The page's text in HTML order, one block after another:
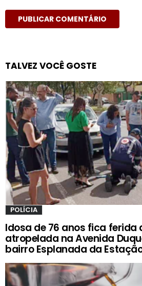
TALVEZ VOCÊ GOSTE
POLÍCIA
Idosa de 76 anos fica ferida
atropelada na Avenida
bairro Esplanada da